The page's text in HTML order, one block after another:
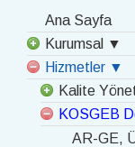
Ana Sayfa
Kurumsal ▼
Hizmetler ▼
Kalite
KOSGEB
AR-GE,